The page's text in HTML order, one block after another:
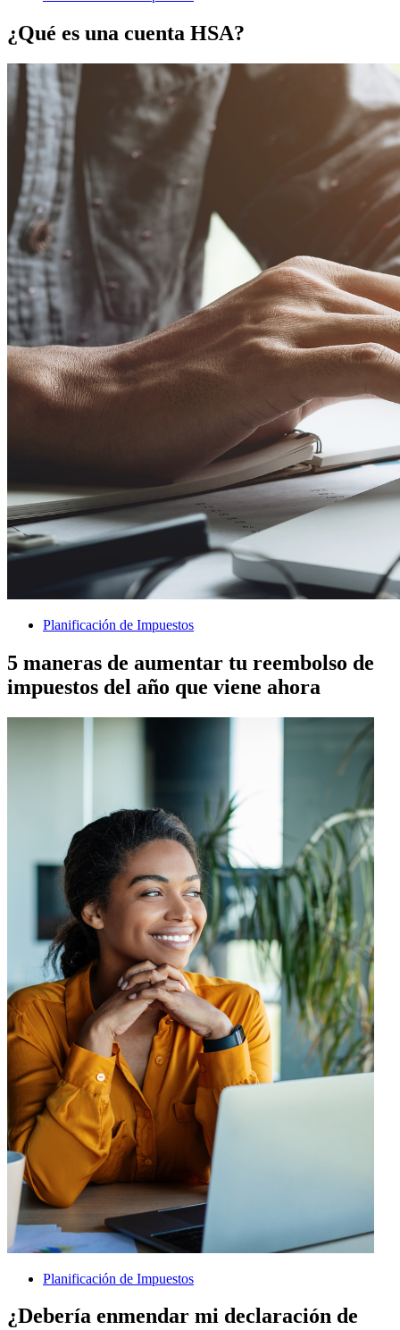
¿Qué es una cuenta HSA?
Planificación de Impuestos
5 maneras de aumentar tu reembolso de
impuestos del año que viene ahora
Planificación de Impuestos
¿Debería enmendar mi declaración de